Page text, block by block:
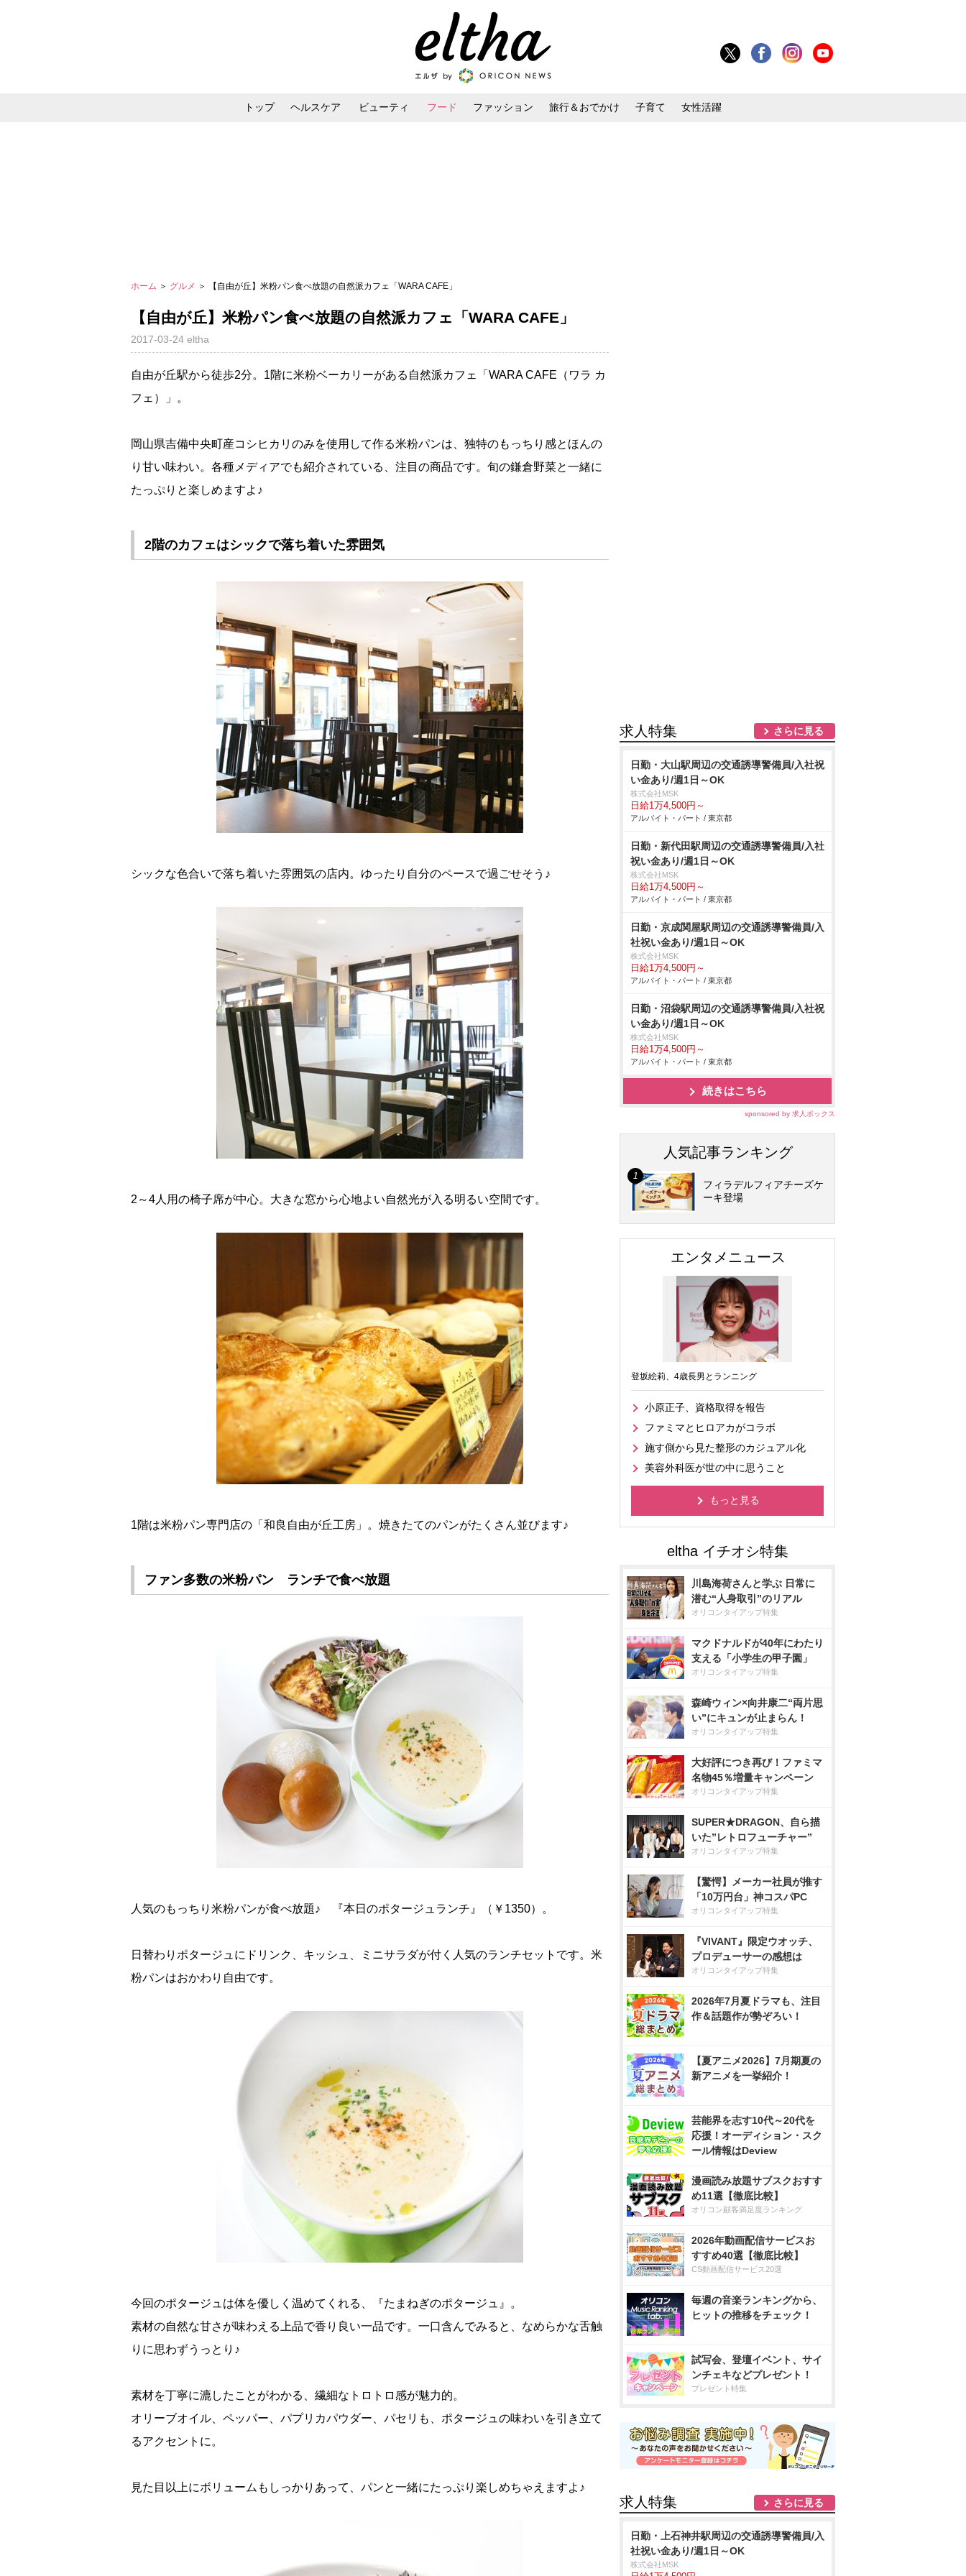
トップ ヘルスケア ビューティ フード ファッション 旅行＆おでかけ 子育て 女性活躍
ホーム ＞ グルメ ＞ 【自由が丘】米粉パン食べ放題の自然派カフェ「WARA CAFE」
【自由が丘】米粉パン食べ放題の自然派カフェ「WARA CAFE」
2017-03-24 eltha
自由が丘駅から徒歩2分。1階に米粉ベーカリーがある自然派カフェ「WARA CAFE（ワラ カ
フェ）」。
岡山県吉備中央町産コシヒカリのみを使用して作る米粉パンは、独特のもっちり感とほんの
り甘い味わい。各種メディアでも紹介されている、注目の商品です。旬の鎌倉野菜と一緒に
たっぷりと楽しめますよ♪
2階のカフェはシックで落ち着いた雰囲気
シックな色合いで落ち着いた雰囲気の店内。ゆったり自分のペースで過ごせそう♪
2～4人用の椅子席が中心。大きな窓から心地よい自然光が入る明るい空間です。
1階は米粉パン専門店の「和良自由が丘工房」。焼きたてのパンがたくさん並びます♪
ファン多数の米粉パン ランチで食べ放題
人気のもっちり米粉パンが食べ放題♪ 『本日のポタージュランチ』（￥1350）。
日替わりポタージュにドリンク、キッシュ、ミニサラダが付く人気のランチセットです。米
粉パンはおかわり自由です。
今回のポタージュは体を優しく温めてくれる、『たまねぎのポタージュ』。
素材の自然な甘さが味わえる上品で香り良い一品です。一口含んでみると、なめらかな舌触
りに思わずうっとり♪
素材を丁寧に漉したことがわかる、繊細なトロトロ感が魅力的。
オリーブオイル、ペッパー、パプリカパウダー、パセリも、ポタージュの味わいを引き立て
るアクセントに。
見た目以上にボリュームもしっかりあって、パンと一緒にたっぷり楽しめちゃえますよ♪
求人特集 さらに見る
日勤・大山駅周辺の交通誘導警備員/入社祝
い金あり/週1日～OK
株式会社MSK
日給1万4,500円～
アルバイト・パート / 東京都
日勤・新代田駅周辺の交通誘導警備員/入社
祝い金あり/週1日～OK
株式会社MSK
日給1万4,500円～
アルバイト・パート / 東京都
日勤・京成関屋駅周辺の交通誘導警備員/入
社祝い金あり/週1日～OK
株式会社MSK
日給1万4,500円～
アルバイト・パート / 東京都
日勤・沼袋駅周辺の交通誘導警備員/入社祝
い金あり/週1日～OK
株式会社MSK
日給1万4,500円～
アルバイト・パート / 東京都
続きはこちら
sponsored by 求人ボックス
人気記事ランキング
フィラデルフィアチーズケ
ーキ登場
エンタメニュース
登坂絵莉、4歳長男とランニング
小原正子、資格取得を報告
ファミマとヒロアカがコラボ
施す側から見た整形のカジュアル化
美容外科医が世の中に思うこと
もっと見る
川島海荷さんと学ぶ 日常に
潜む“人身取引”のリアル
オリコンタイアップ特集
マクドナルドが40年にわたり
支える「小学生の甲子園」
オリコンタイアップ特集
森崎ウィン×向井康二“両片思
い”にキュンが止まらん！
オリコンタイアップ特集
大好評につき再び！ファミマ
名物45％増量キャンペーン
オリコンタイアップ特集
SUPER★DRAGON、自ら描
いた”レトロフューチャー”
オリコンタイアップ特集
【驚愕】メーカー社員が推す
「10万円台」神コスパPC
オリコンタイアップ特集
『VIVANT』限定ウオッチ、
プロデューサーの感想は
オリコンタイアップ特集
2026年7月夏ドラマも、注目
作＆話題作が勢ぞろい！
【夏アニメ2026】7月期夏の
新アニメを一挙紹介！
芸能界を志す10代～20代を
応援！オーディション・スク
ール情報はDeview
漫画読み放題サブスクおすす
め11選【徹底比較】
オリコン顧客満足度ランキング
2026年動画配信サービスお
すすめ40選【徹底比較】
CS動画配信サービス20選
毎週の音楽ランキングから、
ヒットの推移をチェック！
試写会、登壇イベント、サイ
ンチェキなどプレゼント！
プレゼント特集
求人特集 さらに見る
日勤・上石神井駅周辺の交通誘導警備員/入
社祝い金あり/週1日～OK
株式会社MSK